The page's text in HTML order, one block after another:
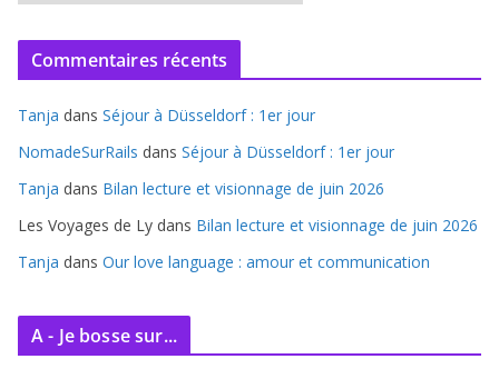
r
c
v
e
s
Commentaires récents
Tanja dans Séjour à Düsseldorf : 1er jour
NomadeSurRails dans Séjour à Düsseldorf : 1er jour
Tanja dans Bilan lecture et visionnage de juin 2026
Les Voyages de Ly dans Bilan lecture et visionnage de juin 2026
Tanja dans Our love language : amour et communication
A - Je bosse sur...